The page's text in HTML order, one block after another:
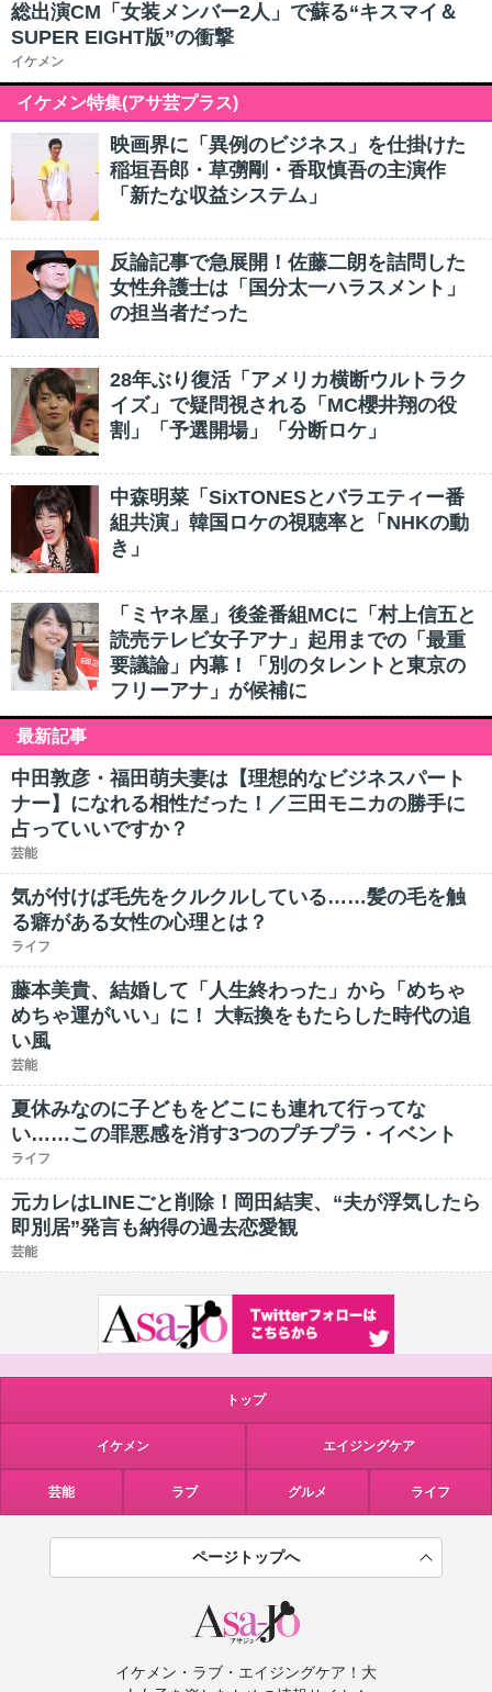
総出演CM「女装メンバー2人」で蘇る“キスマイ＆
SUPER EIGHT版”の衝撃
イケメン
イケメン特集(アサ芸プラス)
映画界に「異例のビジネス」を仕掛けた
稲垣吾郎・草彅剛・香取慎吾の主演作
「新たな収益システム」
反論記事で急展開！佐藤二朗を詰問した
女性弁護士は「国分太一ハラスメント」
の担当者だった
28年ぶり復活「アメリカ横断ウルトラク
イズ」で疑問視される「MC櫻井翔の役
割」「予選開場」「分断ロケ」
中森明菜「SixTONESとバラエティー番
組共演」韓国ロケの視聴率と「NHKの動
き」
「ミヤネ屋」後釜番組MCに「村上信五と
読売テレビ女子アナ」起用までの「最重
要議論」内幕！「別のタレントと東京の
フリーアナ」が候補に
最新記事
中田敦彦・福田萌夫妻は【理想的なビジネスパート
ナー】になれる相性だった！／三田モニカの勝手に
占っていいですか？
芸能
気が付けば毛先をクルクルしている……髪の毛を触
る癖がある女性の心理とは？
ライフ
藤本美貴、結婚して「人生終わった」から「めちゃ
めちゃ運がいい」に！ 大転換をもたらした時代の追
い風
芸能
夏休みなのに子どもをどこにも連れて行ってな
い……この罪悪感を消す3つのプチプラ・イベント
ライフ
元カレはLINEごと削除！岡田結実、“夫が浮気したら
即別居”発言も納得の過去恋愛観
芸能
トップ
イケメン エイジングケア
芸能 ラブ グルメ ライフ
ページトップへ
イケメン・ラブ・エイジングケア！大